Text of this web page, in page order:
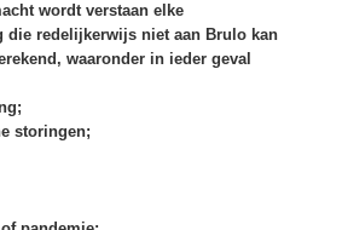
wordt verstaan elke
die redelijkerwijs niet aan Brulo kan
waaronder in ieder geval
storingen;